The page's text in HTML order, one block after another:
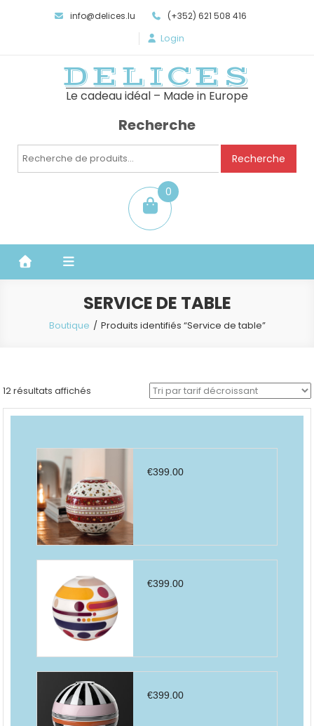
info@delices.lu (+352) 621 508 416
Login
DELICES
Le cadeau idéal – Made in Europe
Recherche
Recherche
Recherche
0
item
SERVICE DE TABLE
Boutique Produits identifiés “Service de table”
12 résultats affichés
par
€399.00
€399.00
€399.00